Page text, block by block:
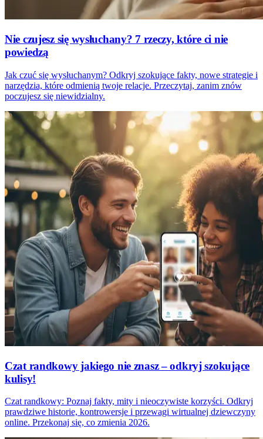
Nie czujesz się wysłuchany? 7 rzeczy, które ci nie
powiedzą
Jak czuć się wysłuchanym? Odkryj szokujące fakty, nowe strategie i
narzędzia, które odmienią twoje relacje. Przeczytaj, zanim znów
poczujesz się niewidzialny.
Czat randkowy jakiego nie znasz – odkryj szokujące
kulisy!
Czat randkowy: Poznaj fakty, mity i nieoczywiste korzyści. Odkryj
prawdziwe historie, kontrowersje i przewagi wirtualnej dziewczyny
online. Przekonaj się, co zmienia 2026.